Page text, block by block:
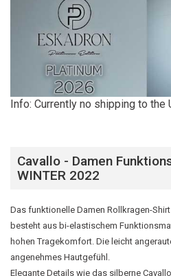
Info: Currently no shipping to the
Cavallo - Damen
WINTER 2022
Das funktionelle Damen Rollkragen-Shirt
besteht aus bi-elastischem
hohen Tragekomfort. Die leicht
angenehmes Hautgefühl.
Elegante Details wie das silberne